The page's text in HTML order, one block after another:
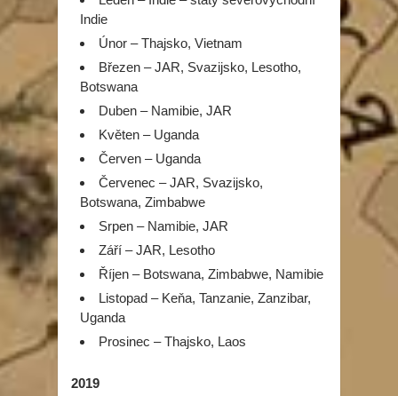
Indie
Únor – Thajsko, Vietnam
Březen – JAR, Svazijsko, Lesotho,
Botswana
Duben – Namibie, JAR
Květen – Uganda
Červen – Uganda
Červenec – JAR, Svazijsko,
Botswana, Zimbabwe
Srpen – Namibie, JAR
Září – JAR, Lesotho
Říjen – Botswana, Zimbabwe, Namibie
Listopad – Keňa, Tanzanie, Zanzibar,
Uganda
Prosinec – Thajsko, Laos
2019